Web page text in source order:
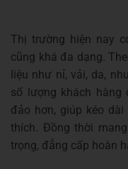
Thị trường hiện nay
cũng khá đa dạng.
liệu như nỉ, vải, da,
số lượng khách
đảo hơn, giúp kéo
thích. Đồng thời
trọng, đẳng cấp hoàn